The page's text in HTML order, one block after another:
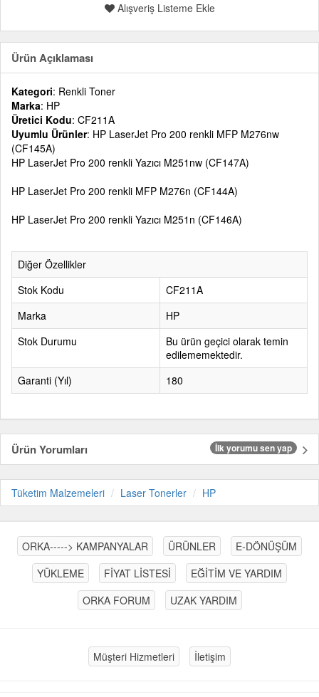
Alışveriş Listeme Ekle
Ürün Açıklaması
Kategori: Renkli Toner
Marka: HP
Üretici Kodu: CF211A
Uyumlu Ürünler: HP LaserJet Pro 200 renkli MFP M276nw
(CF145A)
HP LaserJet Pro 200 renkli Yazıcı M251nw (CF147A)
HP LaserJet Pro 200 renkli MFP M276n (CF144A)
HP LaserJet Pro 200 renkli Yazıcı M251n (CF146A)
Diğer Özellikler
Stok Kodu
CF211A
Marka
HP
Stok Durumu
Bu ürün geçici olarak temin
edilememektedir.
Garanti (Yıl)
180
Ürün Yorumları İlk yorumu sen yap
Tüketim Malzemeleri Laser Tonerler HP
ORKA-----> KAMPANYALAR ÜRÜNLER
E-DÖNÜŞÜM
YÜKLEME
FİYAT LİSTESİ
EĞİTİM VE YARDIM
ORKA FORUM
UZAK YARDIM
Müşteri Hizmetleri İletişim